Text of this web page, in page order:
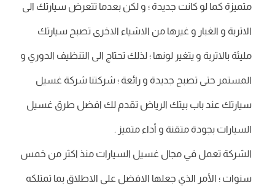
متميزة كما لو كانت جديدة ؛ و لكن بعدما تتعرض سيارتك الى
الاتربة و الغبار و غيرها من الاشياء الاخرى تصبح سيارتك
مليئة بالاتربة و يتغير لونها ؛ لذلك تحتاج الى التنظيف الدوري و
المستمر حتى تصبح جديدة و رائعة ؛ شركتنا شركة غسيل
سيارتك عند باب بيتك الرياض تقدم لك افضل طرق غسيل
السيارات بجودة متقنة و أداء متميز .
الشركة تعمل في مجال غسيل السيارات منذ اكثر من خمس
سنوات ؛ الأمر الذي جعلها الافضل على الاطلاق بما تمتلكه